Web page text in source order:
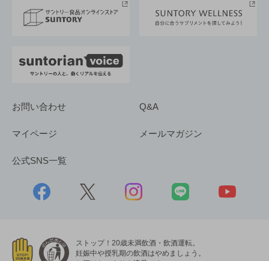
採用情報
お問い合わせ Q&A
マイページ メールマガジン
公式SNS一覧
ストップ！20歳未満飲酒・飲酒運転。
妊娠中や授乳期の飲酒はやめましょう。